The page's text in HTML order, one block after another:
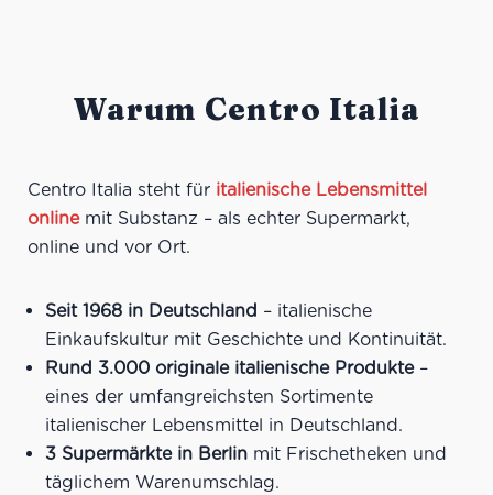
Warum Centro Italia
Centro Italia steht für italienische Lebensmittel
onlinemit Substanz – als echter Supermarkt,
online und vor Ort.
Seit 1968 in Deutschland – italienische
Einkaufskultur mit Geschichte und Kontinuität.
Rund 3.000 originale italienische Produkte–
eines der umfangreichsten Sortimente
italienischer Lebensmittel in Deutschland.
3 Supermärkte in Berlin mit Frischetheken und
täglichem Warenumschlag.